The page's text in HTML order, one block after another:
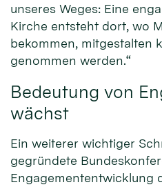
unseres Weges: Eine
Kirche entsteht dort, wo
bekommen, mitgestalten
genommen werden.“
Bedeutung von
wächst
Ein weiterer wichtiger
gegründete
Engagemententwicklung